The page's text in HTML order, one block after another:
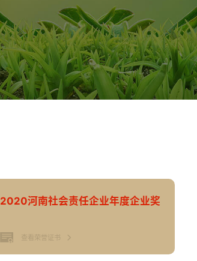
2020河南社会责任企业年度企业奖
查看荣誉证书